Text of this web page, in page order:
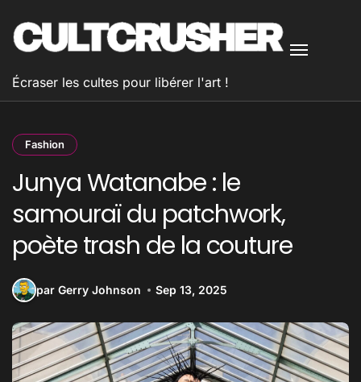
contenu
Écraser les cultes pour libérer l'art !
Fashion
Junya Watanabe : le
samouraï du patchwork,
poète trash de la couture
par Gerry Johnson Sep 13, 2025